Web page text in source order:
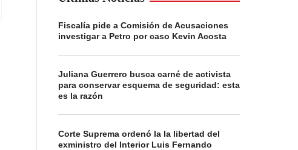
Fiscalía pide a Comisión de Acusaciones
investigar a Petro por caso Kevin Acosta
Juliana Guerrero busca carné de activista
para conservar esquema de seguridad: esta
es la razón
Corte Suprema ordenó la la libertad del
exministro del Interior Luis Fernando